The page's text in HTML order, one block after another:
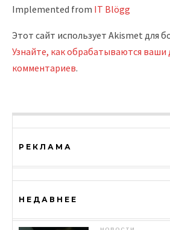
Implemented from IT Blögg
Этот сайт использует Akismet для
Узнайте, как обрабатываются ваши
комментариев.
РЕКЛАМА
НЕДАВНЕЕ